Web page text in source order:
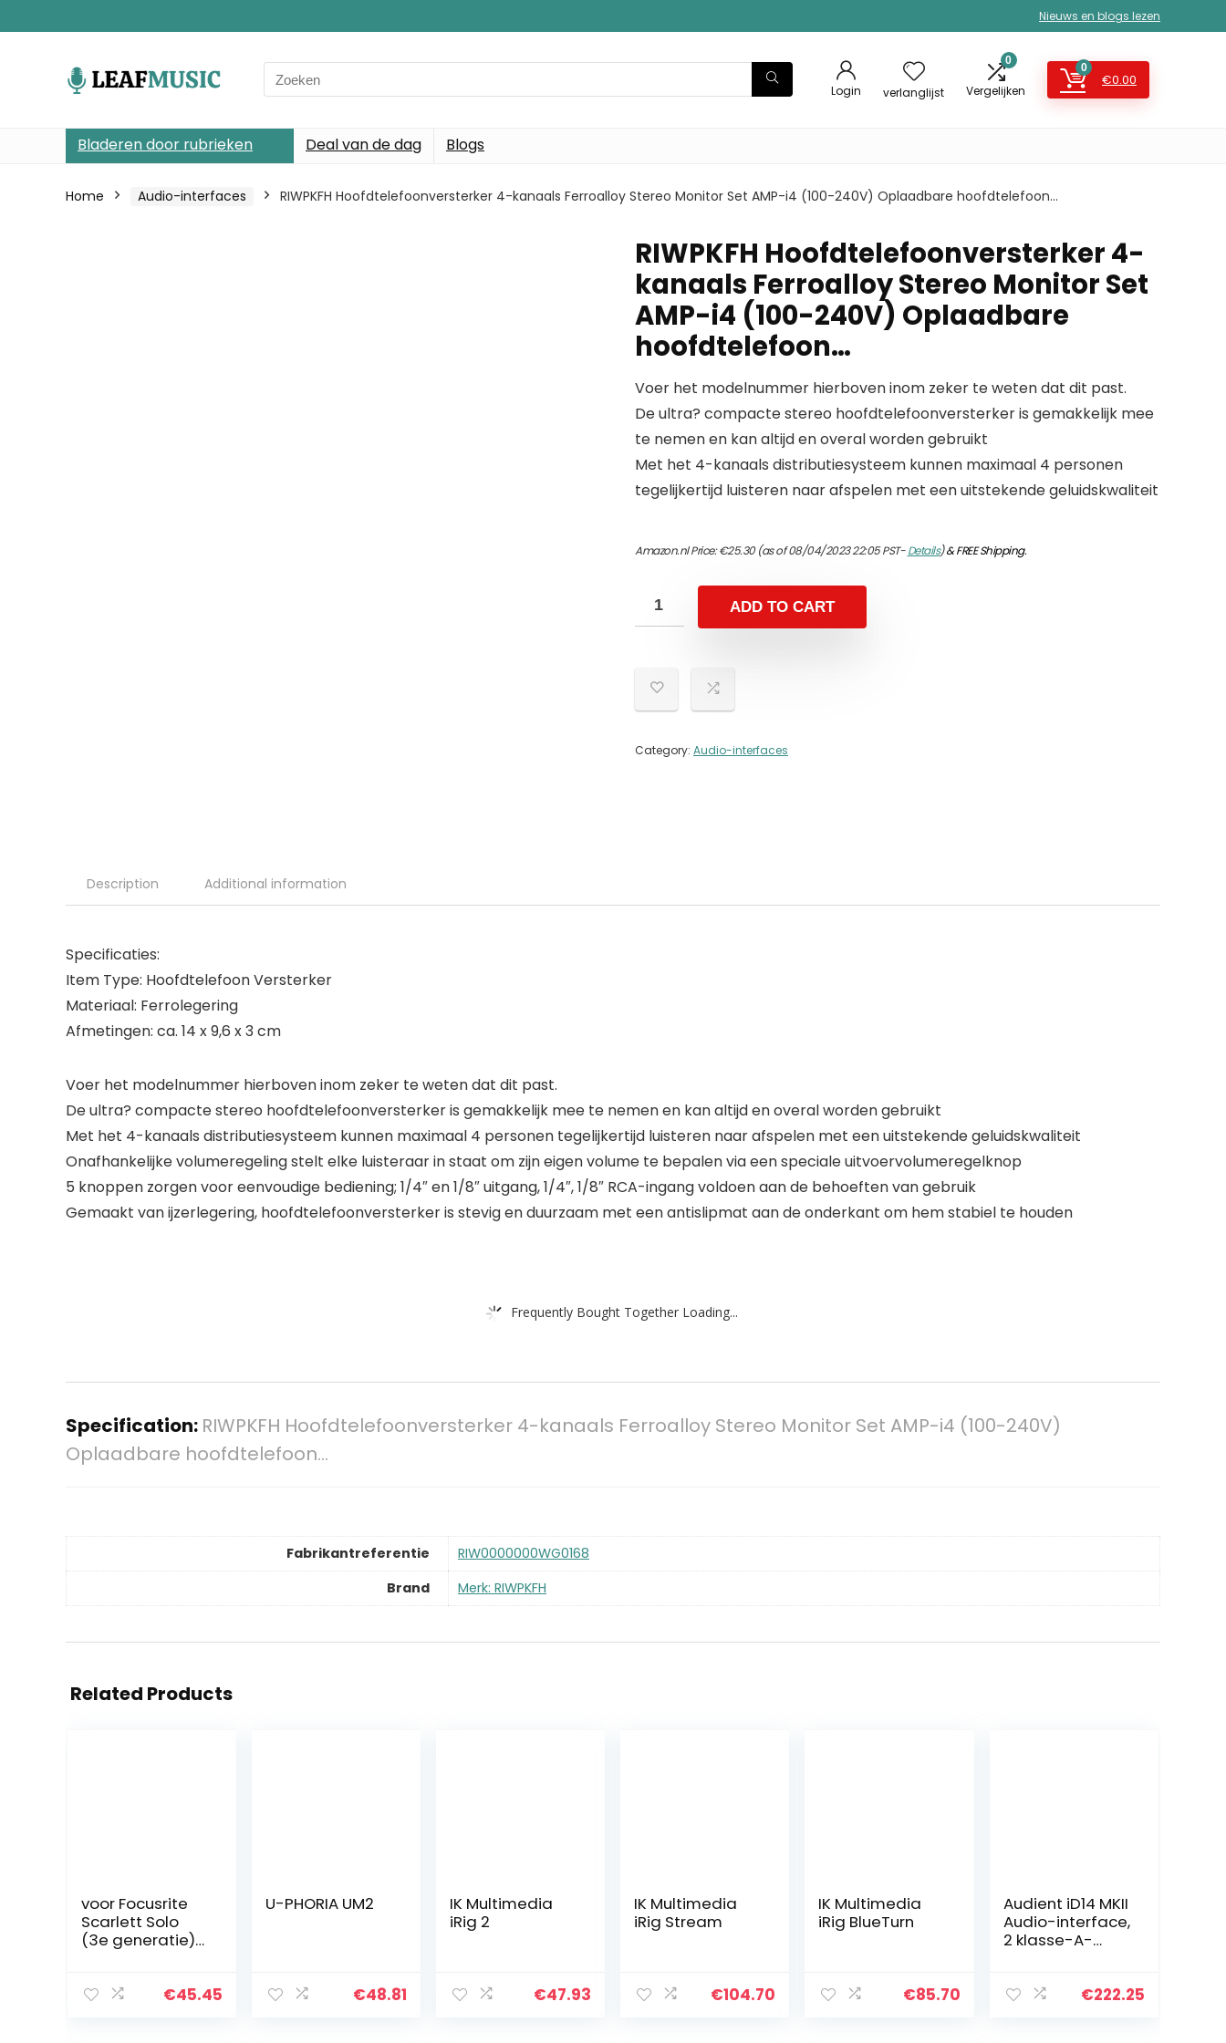
Nieuws en blogs lezen
Search
for:
Login verlanglijst
0
Vergelijken
0
€0.00
Bladeren door rubrieken Deal van de dag Blogs
Home Audio-interfaces RIWPKFH Hoofdtelefoonversterker 4-kanaals Ferroalloy Stereo Monitor Set AMP-i4 (100-240V) Oplaadbare hoofdtelefoon…
RIWPKFH Hoofdtelefoonversterker 4-
kanaals Ferroalloy Stereo Monitor Set
AMP-i4 (100-240V) Oplaadbare
hoofdtelefoon…
Voer het modelnummer hierboven inom zeker te weten dat dit past.
De ultra? compacte stereo hoofdtelefoonversterker is gemakkelijk mee
te nemen en kan altijd en overal worden gebruikt
Met het 4-kanaals distributiesysteem kunnen maximaal 4 personen
tegelijkertijd luisteren naar afspelen met een uitstekende geluidskwaliteit
Amazon.nl Price:€25.30(as of 08/04/2023 22:05 PST-Details)&FREE Shipping.
ADD TO CART
Category: Audio-interfaces
Description Additional information
Specificaties:
Item Type: Hoofdtelefoon Versterker
Materiaal: Ferrolegering
Afmetingen: ca. 14 x 9,6 x 3 cm
Voer het modelnummer hierboven inom zeker te weten dat dit past.
De ultra? compacte stereo hoofdtelefoonversterker is gemakkelijk mee te nemen en kan altijd en overal worden gebruikt
Met het 4-kanaals distributiesysteem kunnen maximaal 4 personen tegelijkertijd luisteren naar afspelen met een uitstekende geluidskwaliteit
Onafhankelijke volumeregeling stelt elke luisteraar in staat om zijn eigen volume te bepalen via een speciale uitvoervolumeregelknop
5 knoppen zorgen voor eenvoudige bediening; 1/4″ en 1/8″ uitgang, 1/4″, 1/8″ RCA-ingang voldoen aan de behoeften van gebruik
Gemaakt van ijzerlegering, hoofdtelefoonversterker is stevig en duurzaam met een antislipmat aan de onderkant om hem stabiel te houden
Frequently Bought Together Loading...
Specification: RIWPKFH Hoofdtelefoonversterker 4-kanaals Ferroalloy Stereo Monitor Set AMP-i4 (100-240V)
Oplaadbare hoofdtelefoon…
Fabrikantreferentie
‎RIW0000000WG0168
Brand
Merk: RIWPKFH
Related Products
voor Focusrite
Scarlett Solo
(3e generatie)
hoesje door
€45.45
U-PHORIA UM2
€48.81
IK Multimedia
iRig 2
€47.93
IK Multimedia
iRig Stream
€104.70
IK Multimedia
iRig BlueTurn
€85.70
Audient iD14 MKII
Audio-interface,
2 klasse-A-
Performance
€222.25